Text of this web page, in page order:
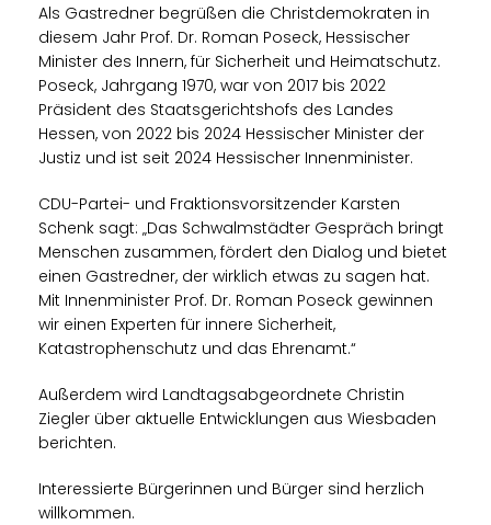
Als Gastredner begrüßen die Christdemokraten in
diesem Jahr Prof. Dr. Roman Poseck, Hessischer
Minister des Innern, für Sicherheit und Heimatschutz.
Poseck, Jahrgang 1970, war von 2017 bis 2022
Präsident des Staatsgerichtshofs des Landes
Hessen, von 2022 bis 2024 Hessischer Minister der
Justiz und ist seit 2024 Hessischer Innenminister.
CDU-Partei- und Fraktionsvorsitzender Karsten
Schenk sagt: „Das Schwalmstädter Gespräch bringt
Menschen zusammen, fördert den Dialog und bietet
einen Gastredner, der wirklich etwas zu sagen hat.
Mit Innenminister Prof. Dr. Roman Poseck gewinnen
wir einen Experten für innere Sicherheit,
Katastrophenschutz und das Ehrenamt.“
Außerdem wird Landtagsabgeordnete Christin
Ziegler über aktuelle Entwicklungen aus Wiesbaden
berichten.
Interessierte Bürgerinnen und Bürger sind herzlich
willkommen.